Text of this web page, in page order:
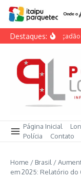
Ir para o conteúdo
Destaques:Dia do Calçadão
Página Inicial
Polícia
Contato
Home / Brasil /
em 2025: Relatório do